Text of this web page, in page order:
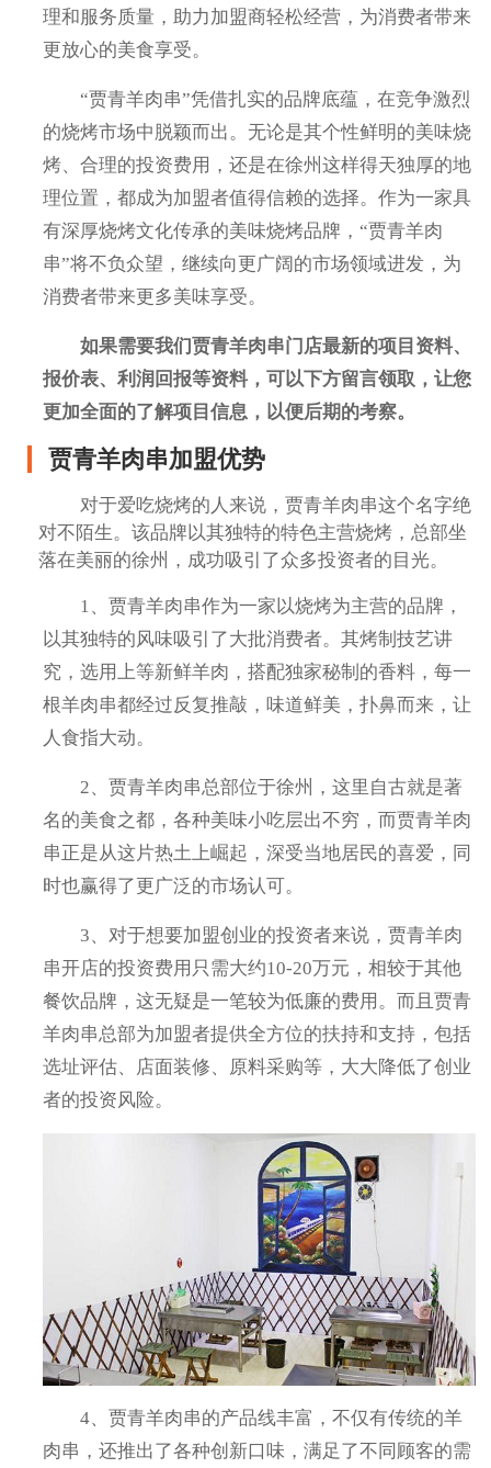
理和服务质量，助力加盟商轻松经营，为消费者带来
更放心的美食享受。
“贾青羊肉串”凭借扎实的品牌底蕴，在竞争激烈
的烧烤市场中脱颖而出。无论是其个性鲜明的美味烧
烤、合理的投资费用，还是在徐州这样得天独厚的地
理位置，都成为加盟者值得信赖的选择。作为一家具
有深厚烧烤文化传承的美味烧烤品牌，“贾青羊肉
串”将不负众望，继续向更广阔的市场领域进发，为
消费者带来更多美味享受。
如果需要我们贾青羊肉串门店最新的项目资料、
报价表、利润回报等资料，可以下方留言领取，让您
更加全面的了解项目信息，以便后期的考察。
贾青羊肉串加盟优势
对于爱吃烧烤的人来说，贾青羊肉串这个名字绝
对不陌生。该品牌以其独特的特色主营烧烤，总部坐
落在美丽的徐州，成功吸引了众多投资者的目光。
1、贾青羊肉串作为一家以烧烤为主营的品牌，
以其独特的风味吸引了大批消费者。其烤制技艺讲
究，选用上等新鲜羊肉，搭配独家秘制的香料，每一
根羊肉串都经过反复推敲，味道鲜美，扑鼻而来，让
人食指大动。
2、贾青羊肉串总部位于徐州，这里自古就是著
名的美食之都，各种美味小吃层出不穷，而贾青羊肉
串正是从这片热土上崛起，深受当地居民的喜爱，同
时也赢得了更广泛的市场认可。
3、对于想要加盟创业的投资者来说，贾青羊肉
串开店的投资费用只需大约10-20万元，相较于其他
餐饮品牌，这无疑是一笔较为低廉的费用。而且贾青
羊肉串总部为加盟者提供全方位的扶持和支持，包括
选址评估、店面装修、原料采购等，大大降低了创业
者的投资风险。
4、贾青羊肉串的产品线丰富，不仅有传统的羊
肉串，还推出了各种创新口味，满足了不同顾客的需